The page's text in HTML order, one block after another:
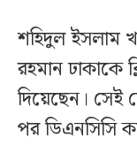
শহিদুল ইসলাম
রহমান ঢাকাকে
দিয়েছেন। সেই
পর ডিএনসিসি